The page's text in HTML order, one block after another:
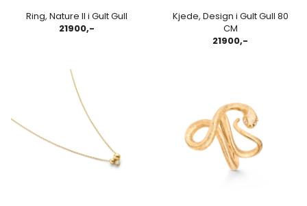
Ring, Nature II i Gult Gull
21900,-
Kjede, Design i Gult Gull 80
CM
21900,-